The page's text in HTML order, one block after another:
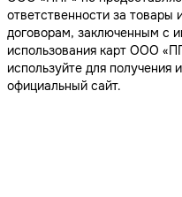
ответственности за товары
договорам, заключенным с
использования карт ООО
используйте для получения
официальный сайт.